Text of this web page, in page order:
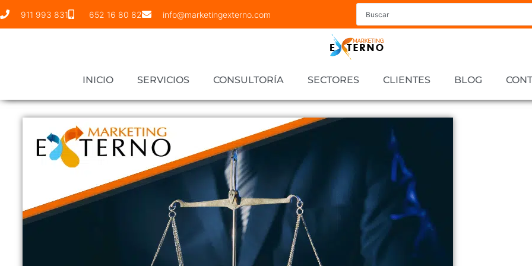
911 993 831 652 16 80 82 info@marketingexterno.com
INICIO SERVICIOS CONSULTORÍA SECTORES CLIENTES BLOG